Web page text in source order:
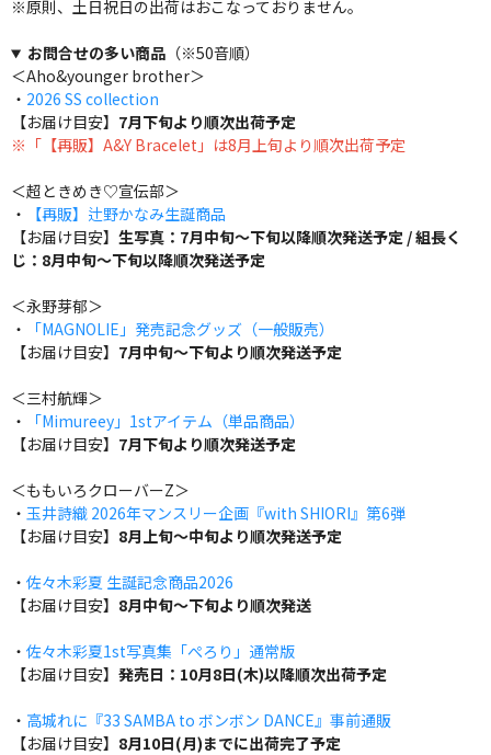
※原則、土日祝日の出荷はおこなっておりません。
お問合せの多い商品（※50音順）
＜Aho&younger brother＞
・ 2026 SS collection
【お届け目安】 7月下旬より順次出荷予定
※「【再販】A&Y Bracelet」は8月上旬より順次出荷予定
＜超ときめき♡宣伝部＞
・
【再販】辻野かなみ生誕商品
【お届け目安】 生写真：7月中旬～下旬以降順次発送予定 / 組長く
じ：8月中旬～下旬以降順次発送予定
＜永野芽郁＞
・
「MAGNOLIE」発売記念グッズ（一般販売）
【お届け目安】 7月中旬～下旬より順次発送予定
＜三村航輝＞
・
「Mimureey」1stアイテム（単品商品）
【お届け目安】 7月下旬より順次発送予定
＜ももいろクローバーZ＞
・ 玉井詩織 2026年マンスリー企画『with SHIORI』第6弾
【お届け目安】 8月上旬～中旬より順次発送予定
・ 佐々木彩夏 生誕記念商品2026
【お届け目安】 8月中旬～下旬より順次発送
・ 佐々木彩夏1st写真集「ぺろり」通常版
【お届け目安】 発売日：10月8日(木)以降順次出荷予定
・ 高城れに『33 SAMBA to ボンボン DANCE』事前通販
【お届け目安】 8月10日(月)までに出荷完了予定